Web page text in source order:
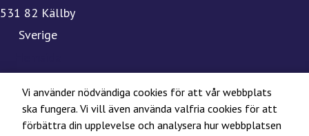
Vi använder nödvändiga cookies för att vår webbplats
ska fungera. Vi vill även använda valfria cookies för att
förbättra din upplevelse och analysera hur webbplatsen
531 82 Källby
Sverige
Instagram